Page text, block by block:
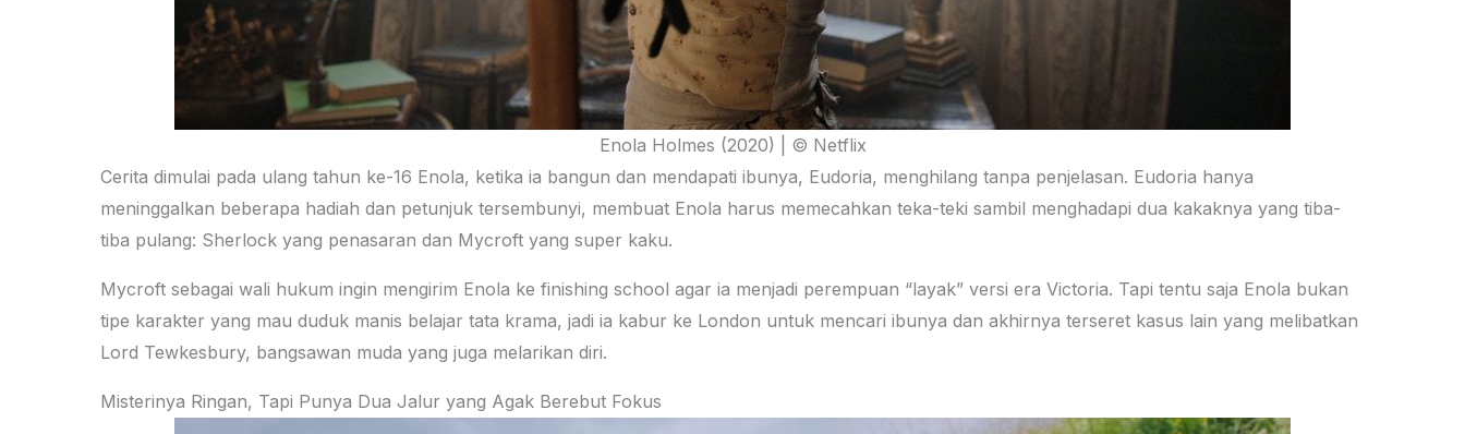
Enola Holmes (2020) | © Netflix
Cerita dimulai pada ulang tahun ke-16 Enola, ketika ia bangun dan mendapati ibunya, Eudoria, menghilang tanpa penjelasan. Eudoria hanya
meninggalkan beberapa hadiah dan petunjuk tersembunyi, membuat Enola harus memecahkan teka-teki sambil menghadapi dua kakaknya yang tiba-
tiba pulang: Sherlock yang penasaran dan Mycroft yang super kaku.
Mycroft sebagai wali hukum ingin mengirim Enola ke finishing school agar ia menjadi perempuan “layak” versi era Victoria. Tapi tentu saja Enola bukan
tipe karakter yang mau duduk manis belajar tata krama, jadi ia kabur ke London untuk mencari ibunya dan akhirnya terseret kasus lain yang melibatkan
Lord Tewkesbury, bangsawan muda yang juga melarikan diri.
Misterinya Ringan, Tapi Punya Dua Jalur yang Agak Berebut Fokus